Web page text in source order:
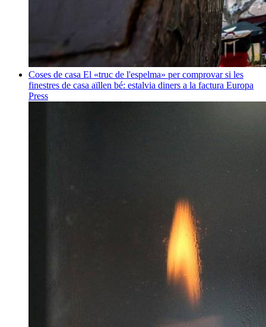
Coses de casa El «truc de l'espelma» per comprovar si les
finestres de casa aïllen bé: estalvia diners a la factura Europa
Press